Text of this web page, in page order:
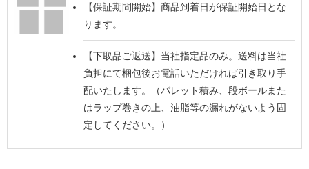
【保証期間開始】 商品到着日が保証開始日とな
ります。
【下取品ご返送】 当社指定品のみ。送料は当社
負担にて梱包後お電話いただければ引き取り手
配いたします。（パレット積み、段ボールまた
はラップ巻きの上、油脂等の漏れがないよう固
定してください。）